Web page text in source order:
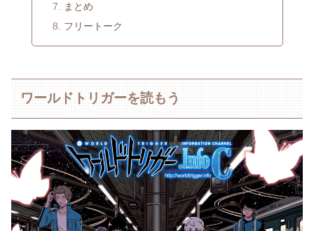
まとめ
フリートーク
ワールドトリガーを読もう